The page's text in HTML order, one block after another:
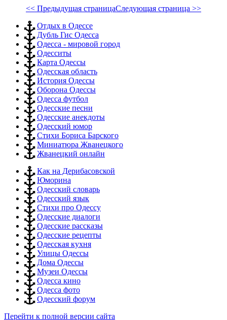
<< Предыдущая страницаСледующая страница >>
Отдых в Одессе
Дубль Гис Одесса
Одесса - мировой город
Одесситы
Карта Одессы
Одесская область
История Одессы
Оборона Одессы
Одесса футбол
Одесские песни
Одесские анекдоты
Одесский юмор
Стихи Бориса Барского
Миниатюра Жванецкого
Жванецкий онлайн
Как на Дерибасовской
Юморина
Одесский словарь
Одесский язык
Стихи про Одессу
Одесские диалоги
Одесские рассказы
Одесские рецепты
Одесская кухня
Улицы Одессы
Дома Одессы
Музеи Одессы
Одесса кино
Одесса фото
Одесский форум
Перейти к полной версии сайта